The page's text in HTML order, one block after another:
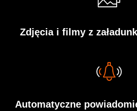
Zdjęcia i filmy z
Automatyczne